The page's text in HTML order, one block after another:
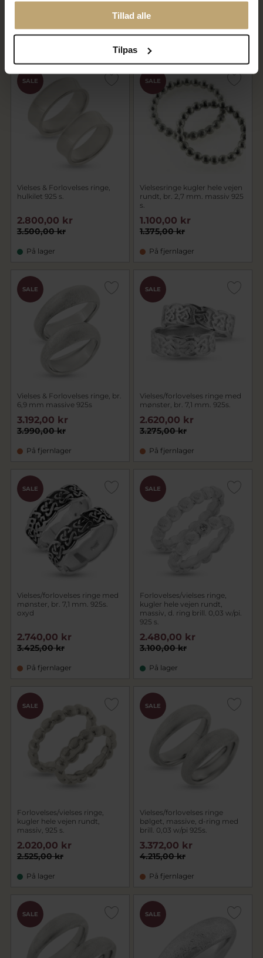
Tillad alle
Tilpas
1.932,00 kr
SALE
Vielses & Forlovelses ringe,
hulkilet 925 s.
3.500,00 kr
2.800,00 kr
På lager
SALE
Vielsesringe kugler hele vejen
rundt, br. 2,7 mm. massiv 925
s.
1.375,00 kr
1.100,00 kr
På fjernlager
SALE
Vielses & Forlovelses ringe, br.
6,9 mm massive 925s
3.990,00 kr
3.192,00 kr
På fjernlager
SALE
Vielses/forlovelses ringe med
mønster, br. 7,1 mm. 925s.
3.275,00 kr
2.620,00 kr
På fjernlager
SALE
Vielses/forlovelses ringe med
mønster, br. 7,1 mm. 925s.
oxyd
3.425,00 kr
2.740,00 kr
På fjernlager
SALE
Forlovelses/vielses ringe,
kugler hele vejen rundt,
massiv, d. ring brill. 0,03 w/pi.
925 s.
3.100,00 kr
2.480,00 kr
På lager
SALE
Forlovelses/vielses ringe,
kugler hele vejen rundt,
massiv, 925 s.
2.525,00 kr
2.020,00 kr
På lager
SALE
Vielses/forlovelses ringe
bølget, massive, d-ring med
brill. 0,03 w/pi 925s.
4.215,00 kr
3.372,00 kr
På fjernlager
SALE SALE